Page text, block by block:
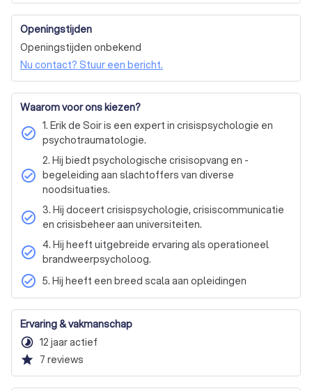
Depressie of neerslachtig
Eetproblemen of negatief lichaamsbeeld
Onzekerheid, eenzaamheid of negatief zelfbeeld
Relatie- of gezinsproblemen
Zorgen, slapeloosheid of nachtmerries
Loopbaan of werkgerelateerd probleem
Andere reden
Volwassene (18+ jaar)
Minderjarige (tot 18 jaar)
Gedragsproblemen
Openingstijden
Openingstijden onbekend
Nu contact? Stuur een bericht.
Waarom voor ons kiezen?
check_circle 1. Erik de Soir is een expert in crisispsychologie en
psychotraumatologie.
check_circle
2. Hij biedt psychologische crisisopvang en -
begeleiding aan slachtoffers van diverse
noodsituaties.
check_circle 3. Hij doceert crisispsychologie, crisiscommunicatie
en crisisbeheer aan universiteiten.
check_circle 4. Hij heeft uitgebreide ervaring als operationeel
brandweerpsycholoog.
check_circle 5. Hij heeft een breed scala aan opleidingen
Ervaring & vakmanschap
timelapse 12 jaar actief
star 7 reviews